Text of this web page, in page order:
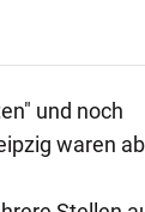
und noch
waren